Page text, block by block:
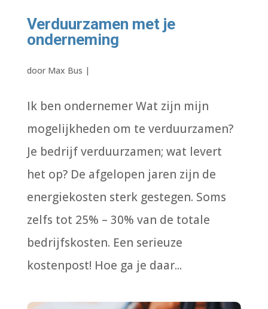
Verduurzamen met je
onderneming
door Max Bus |
Ik ben ondernemer Wat zijn mijn
mogelijkheden om te verduurzamen?
Je bedrijf verduurzamen; wat levert
het op? De afgelopen jaren zijn de
energiekosten sterk gestegen. Soms
zelfs tot 25% – 30% van de totale
bedrijfskosten. Een serieuze
kostenpost! Hoe ga je daar...